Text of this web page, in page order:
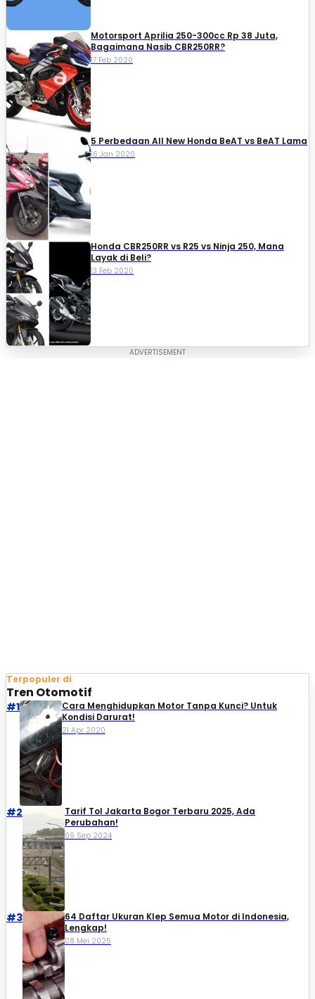
Motorsport Aprilia 250-300cc Rp 38 Juta,
Bagaimana Nasib CBR250RR?
17 Feb 2020
5 Perbedaan All New Honda BeAT vs BeAT Lama
16 Jan 2020
Honda CBR250RR vs R25 vs Ninja 250, Mana
Layak di Beli?
13 Feb 2020
Terpopuler di
Tren Otomotif
#1
Cara Menghidupkan Motor Tanpa Kunci? Untuk
Kondisi Darurat!
21 Apr 2020
#2
Tarif Tol Jakarta Bogor Terbaru 2025, Ada
Perubahan!
09 Sep 2024
#3
64 Daftar Ukuran Klep Semua Motor di Indonesia,
Lengkap!
08 Mei 2025